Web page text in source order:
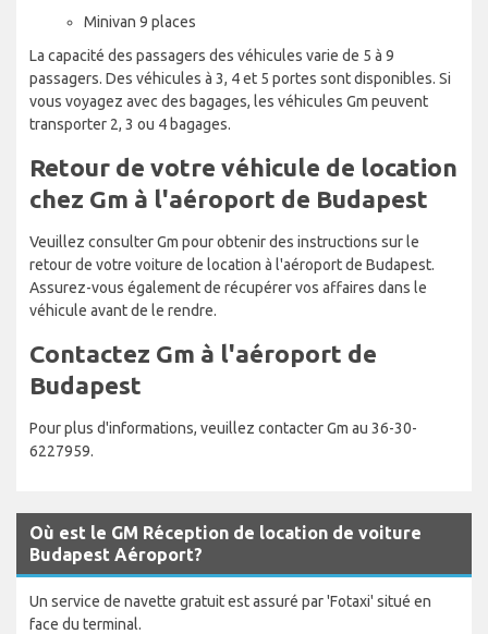
Minivan 9 places
La capacité des passagers des véhicules varie de 5 à 9
passagers. Des véhicules à 3, 4 et 5 portes sont disponibles. Si
vous voyagez avec des bagages, les véhicules Gm peuvent
transporter 2, 3 ou 4 bagages.
Retour de votre véhicule de location
chez Gm à l'aéroport de Budapest
Veuillez consulter Gm pour obtenir des instructions sur le
retour de votre voiture de location à l'aéroport de Budapest.
Assurez-vous également de récupérer vos affaires dans le
véhicule avant de le rendre.
Contactez Gm à l'aéroport de
Budapest
Pour plus d'informations, veuillez contacter Gm au 36-30-
6227959.
Où est le GM Réception de location de voiture
Budapest Aéroport?
Un service de navette gratuit est assuré par 'Fotaxi' situé en
face du terminal.